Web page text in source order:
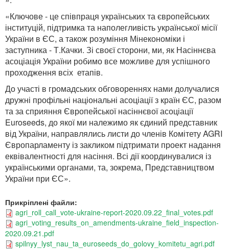
«Ключове - це співпраця українських та європейських
інституцій, підтримка та наполегливість української місії
України в ЄС, а також розуміння Мінекономіки і
заступника - Т.Качки. Зі своєї сторони, ми, як Насіннєва
асоціація України робимо все можливе для успішного
проходження всіх етапів.
До участі в громадських обговореннях нами долучалися
дружні профільні національні асоціації з країн ЄС, разом
та за сприяння Європейської насіннєвої асоціації
Euroseeds, до якої ми належимо як єдиний представник
від України, направлялись листи до членів Комітету AGRI
Європарламенту із закликом підтримати проект надання
еквівалентності для насіння. Всі дії координувалися із
українськими органами, та, зокрема, Представництвом
України при ЄС».
Прикріплені файли:
agri_roll_call_vote-ukraine-report-2020.09.22_final_votes.pdf
agri_voting_results_on_amendments-ukraine_field_inspection-
2020.09.21.pdf
spilnyy_lyst_nau_ta_euroseeds_do_golovy_komitetu_agri.pdf